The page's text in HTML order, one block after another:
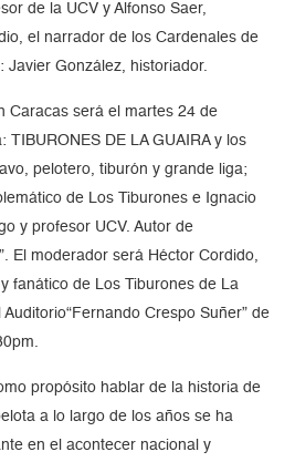
de la UCV y Alfonso Saer,
el narrador de los Cardenales de
Javier González, historiador.
Caracas será el martes 24 de
TIBURONES DE LA GUAIRA y los
pelotero, tiburón y grande liga;
de Los Tiburones e Ignacio
y profesor UCV. Autor de
El moderador será Héctor Cordido,
fanático de Los Tiburones de La
Crespo Suñer” de
propósito hablar de la historia de
a lo largo de los años se ha
en el acontecer nacional y